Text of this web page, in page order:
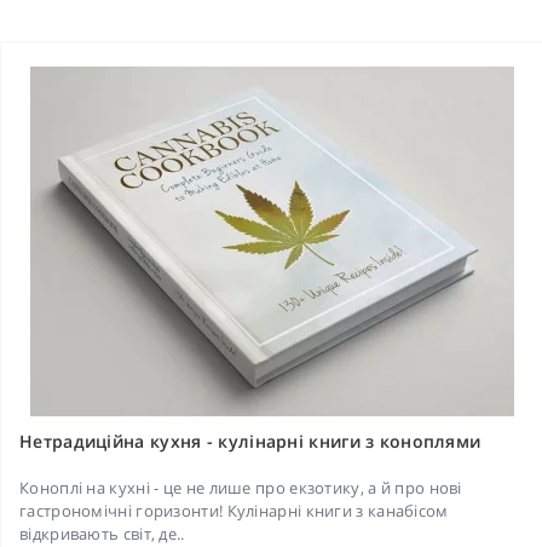
Нетрадиційна кухня - кулінарні книги з коноплями
Коноплі на кухні - це не лише про екзотику, а й про нові
гастрономічні горизонти! Кулінарні книги з канабісом
відкривають світ, де..